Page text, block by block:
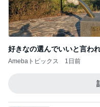
好きなの選んでいいと言わ
Amebaトピックス 1日前